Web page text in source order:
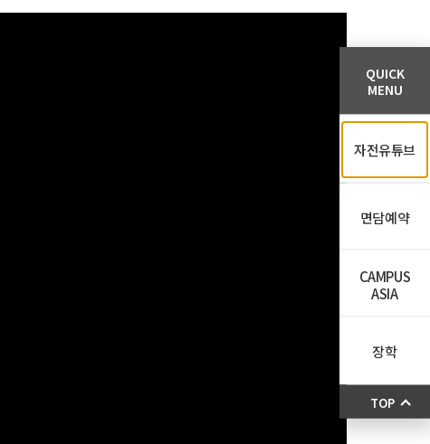
QUICK
MENU
자전유튜브
면담예약
CAMPUS
ASIA
장학
TOP